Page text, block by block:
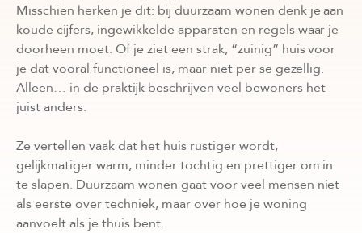
Misschien herken je dit: bij duurzaam wonen denk je aan
koude cijfers, ingewikkelde apparaten en regels waar je
doorheen moet. Of je ziet een strak, “zuinig” huis voor
je dat vooral functioneel is, maar niet per se gezellig.
Alleen… in de praktijk beschrijven veel bewoners het
juist anders.
Ze vertellen vaak dat het huis rustiger wordt,
gelijkmatiger warm, minder tochtig en prettiger om in
te slapen. Duurzaam wonen gaat voor veel mensen niet
als eerste over techniek, maar over hoe je woning
aanvoelt als je thuis bent.